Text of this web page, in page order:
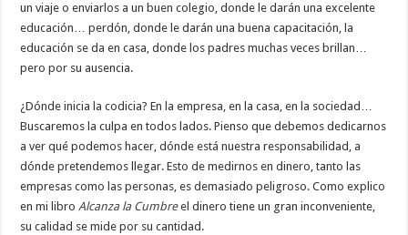
un viaje o enviarlos a un buen colegio, donde le darán una excelente
educación… perdón, donde le darán una buena capacitación, la
educación se da en casa, donde los padres muchas veces brillan…
pero por su ausencia.
¿Dónde inicia la codicia? En la empresa, en la casa, en la sociedad…
Buscaremos la culpa en todos lados. Pienso que debemos dedicarnos
a ver qué podemos hacer, dónde está nuestra responsabilidad, a
dónde pretendemos llegar. Esto de medirnos en dinero, tanto las
empresas como las personas, es demasiado peligroso. Como explico
en mi libroAlcanza la Cumbreel dinero tiene un gran inconveniente,
su calidad se mide por su cantidad.